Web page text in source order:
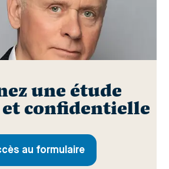
une étude
confidentielle
au formulaire